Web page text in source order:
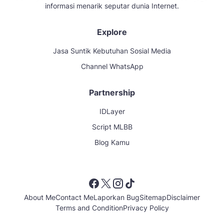
informasi menarik seputar dunia Internet.
Explore
Jasa Suntik Kebutuhan Sosial Media
Channel WhatsApp
Partnership
IDLayer
Script MLBB
Blog Kamu
About MeContact MeLaporkan BugSitemapDisclaimer
Terms and ConditionPrivacy Policy